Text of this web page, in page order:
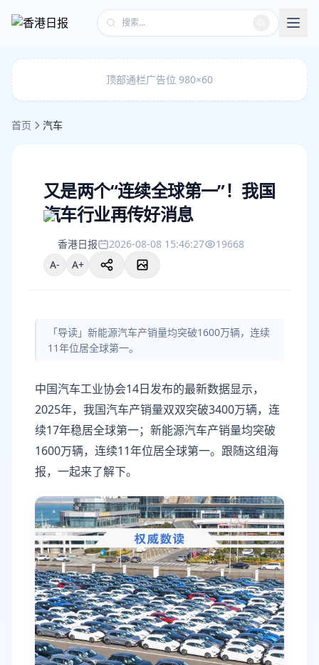
顶部通栏广告位 980×60
首页 汽车
又是两个“连续全球第一”！我国
汽车行业再传好消息
香港日报 2026-08-08 15:46:27
19668
A-
A+
「导读」新能源汽车产销量均突破1600万辆，连续
11年位居全球第一。
中国汽车工业协会14日发布的最新数据显示，
2025年，我国汽车产销量双双突破3400万辆，连
续17年稳居全球第一；新能源汽车产销量均突破
1600万辆，连续11年位居全球第一。跟随这组海
报，一起来了解下。